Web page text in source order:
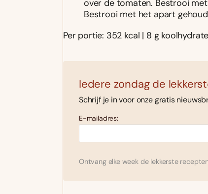
over de tomaten. Bestrooi
Bestrooi met het apart
Per portie: 352 kcal | 8 g
Iedere zondag de
Schrijf je in voor onze gratis
E-mailadres:
Ontvang elke week de lekkerste